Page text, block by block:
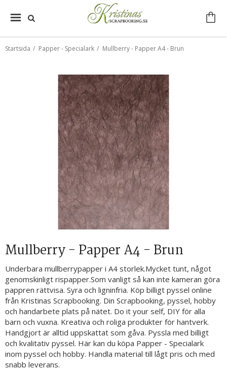
Startsida / Papper - Specialark / Mullberry - Papper A4 - Brun
Mullberry - Papper A4 - Brun
Underbara mullberrypapper i A4 storlek.Mycket tunt, något
genomskinligt rispapper.Som vanligt så kan inte kameran göra
pappren rättvisa. Syra och ligninfria. Köp billigt pyssel online
från Kristinas Scrapbooking. Din Scrapbooking, pyssel, hobby
och handarbete plats på nätet. Do it your self, DIY för alla
barn och vuxna. Kreativa och roliga produkter för hantverk.
Handgjort är alltid uppskattat som gåva. Pyssla med billigt
och kvalitativ pyssel. Här kan du köpa Papper - Specialark
inom pyssel och hobby. Handla material till lågt pris och med
snabb leverans.